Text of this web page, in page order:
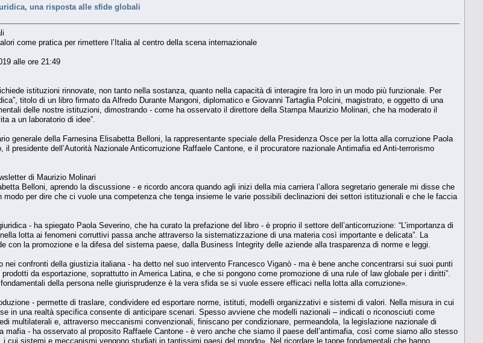
una risposta alle sfide globali
come pratica per rimettere l’Italia al centro della scena internazionale
alle ore 21:49
istituzioni rinnovate, non tanto nella sostanza, quanto nella capacità di interagire fra loro in un modo più funzionale. Per
titolo di un libro firmato da Alfredo Durante Mangoni, diplomatico e Giovanni Tartaglia Polcini, magistrato, e oggetto di una
delle nostre istituzioni, dimostrando - come ha osservato il direttore della Stampa Maurizio Molinari, che ha moderato il
a un laboratorio di idee”.
generale della Farnesina Elisabetta Belloni, la rappresentante speciale della Presidenza Osce per la lotta alla corruzione Paola
presidente dell’Autorità Nazionale Anticorruzione Raffaele Cantone, e il procuratore nazionale Antimafia ed Anti-terrorismo
di Maurizio Molinari
Belloni, aprendo la discussione - e ricordo ancora quando agli inizi della mia carriera l’allora segretario generale mi disse che
modo per dire che ci vuole una competenza che tenga insieme le varie possibili declinazioni dei settori istituzionali e che le faccia
- ha spiegato Paola Severino, che ha curato la prefazione del libro - è proprio il settore dell’anticorruzione: “L’importanza di
lotta ai fenomeni corruttivi passa anche attraverso la sistematizzazione di una materia così importante e delicata”. La
con la promozione e la difesa del sistema paese, dalla Business Integrity delle aziende alla trasparenza di norme e leggi.
confronti della giustizia italiana - ha detto nel suo intervento Francesco Viganò - ma è bene anche concentrarsi sui suoi punti
da esportazione, soprattutto in America Latina, e che si pongono come promozione di una rule of law globale per i diritti”.
della persona nelle giurisprudenze è la vera sfida se si vuole essere efficaci nella lotta alla corruzione».
- permette di traslare, condividere ed esportare norme, istituti, modelli organizzativi e sistemi di valori. Nella misura in cui
in una realtà specifica consente di anticipare scenari. Spesso avviene che modelli nazionali – indicati o riconosciuti come
multilaterali e, attraverso meccanismi convenzionali, finiscano per condizionare, permeandola, la legislazione nazionale di
- ha osservato al proposito Raffaele Cantone - è vero anche che siamo il paese dell’antimafia, così come siamo allo stesso
i cui sistemi e meccanismi vengono studiati in tantissimi paesi del mondo». Nel ricordare le tappe fondamentali che hanno